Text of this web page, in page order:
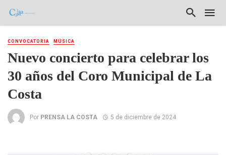
CONVOCATORIA MÚSICA
Nuevo concierto para celebrar los
30 años del Coro Municipal de La
Costa
Por PRENSA LA COSTA 5 de diciembre de 2024